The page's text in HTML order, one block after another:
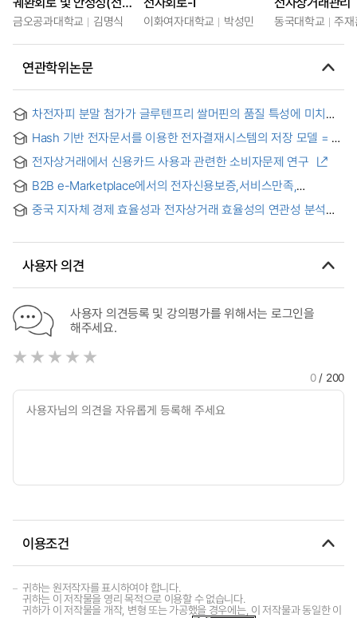
금오공과대학교 김명식 이화여자대학교 박성민 동국대학교 주
연관학위논문
차전자피 분말 첨가가 글루텐프리 쌀머핀의 품질 특성에 미치는
Characteristics of Gluten-Free Rice Muffins
Hash 기반 전자문서를 이용한 전자결재시스템의 저장 모델 = A
based electronic documents
전자상거래에서 신용카드 사용과 관련한 소비자문제 연구
B2B e-Marketplace에서의 전자신용보증,서비스만족,
The Relationships among electronic credit guarantee
Repurchase in The B2B e-Marketplaces in Korea
중국 지자체 경제 효율성과 전자상거래 효율성의 연관성 분석을
the e-commerce efficiency of local government in China
사용자 의견
사용자 의견등록 및 강의평가를 위해서는 로그인을
해주세요.
0/ 200
이용조건
귀하는 원저작자를 표시하여야 합니다.
귀하는 이 저작물을 영리 목적으로 이용할 수 없습니다.
귀하가 이 저작물을 개작, 변형 또는 가공했을 경우에는, 이 저작물과 동일한 이